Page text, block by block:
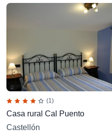
(1)
Casa rural Cal Puento
Castellón